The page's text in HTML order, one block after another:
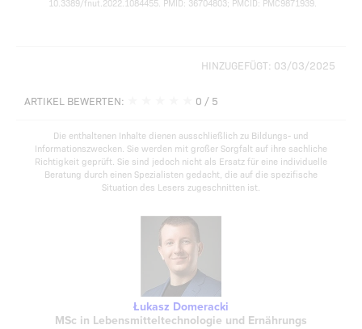
10.3389/fnut.2022.1084455. PMID: 36704803; PMCID: PMC9871939.
HINZUGEFÜGT: 03/03/2025
ARTIKEL BEWERTEN: 0 / 5
Die enthaltenen Inhalte dienen ausschließlich zu Bildungs- und
Informationszwecken. Sie werden mit großer Sorgfalt auf ihre sachliche
Richtigkeit geprüft. Sie sind jedoch nicht als Ersatz für eine individuelle
Beratung durch einen Spezialisten gedacht, die auf die spezifische
Situation des Lesers zugeschnitten ist.
Łukasz Domeracki
MSc in Lebensmitteltechnologie und Ernährungs